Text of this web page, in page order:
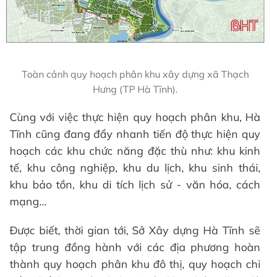
Toàn cảnh quy hoạch phân khu xây dựng xã Thạch
Hưng (TP Hà Tĩnh).
Cùng với việc thực hiện quy hoạch phân khu, Hà
Tĩnh cũng đang đẩy nhanh tiến độ thực hiện quy
hoạch các khu chức năng đặc thù như: khu kinh
tế, khu công nghiệp, khu du lịch, khu sinh thái,
khu bảo tồn, khu di tích lịch sử - văn hóa, cách
mạng…
Được biết, thời gian tới, Sở Xây dựng Hà Tĩnh sẽ
tập trung đồng hành với các địa phương hoàn
thành quy hoạch phân khu đô thị, quy hoạch chi